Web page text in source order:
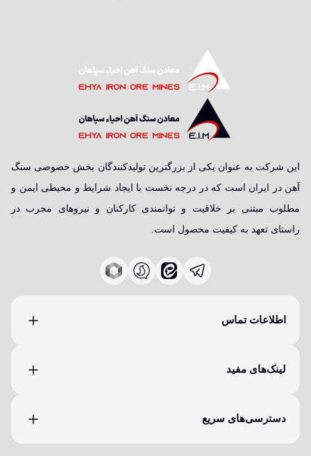
این شرکت به عنوان یکی از بزرگترین تولیدکنندگان بخش خصوصی سنگ
آهن در ایران است که در درجه نخست با ایجاد شرایط و محیطی ایمن و
مطلوب مبتنی بر خلاقیت و توانمندی کارکنان و نیروهای مجرب در
راستای تعهد به کیفیت محصول است.
اطلاعات تماس
لینک‌های مفید
دسترسی‌های سریع